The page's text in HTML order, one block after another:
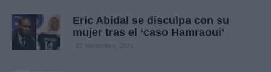
Eric Abidal se disculpa con su
mujer tras el ‘caso Hamraoui’
23 noviembre, 2021